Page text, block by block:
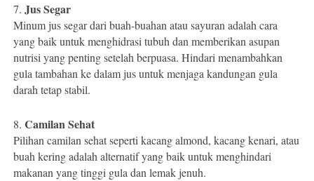
7.Jus Segar
Minum jus segar dari buah-buahan atau sayuran adalah cara
yang baik untuk menghidrasi tubuh dan memberikan asupan
nutrisi yang penting setelah berpuasa. Hindari menambahkan
gula tambahan ke dalam jus untuk menjaga kandungan gula
darah tetap stabil.
8.Camilan Sehat
Pilihan camilan sehat seperti kacang almond, kacang kenari, atau
buah kering adalah alternatif yang baik untuk menghindari
makanan yang tinggi gula dan lemak jenuh.